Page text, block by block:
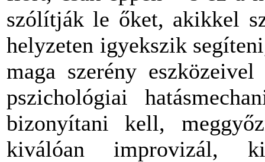
szólítják le őket, akikkel
helyzeten igyekszik
maga szerény
pszichológiai
bizonyítani kell,
kiválóan improvizál,